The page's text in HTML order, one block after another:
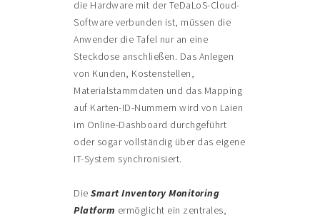
die Hardware mit der TeDaLoS-Cloud-
Software verbunden ist, müssen die
Anwender die Tafel nur an eine
Steckdose anschließen. Das Anlegen
von Kunden, Kostenstellen,
Materialstammdaten und das Mapping
auf Karten-ID-Nummern wird von Laien
im Online-Dashboard durchgeführt
oder sogar vollständig über das eigene
IT-System synchronisiert.
DieSmart Inventory Monitoring
Platform ermöglicht ein zentrales,